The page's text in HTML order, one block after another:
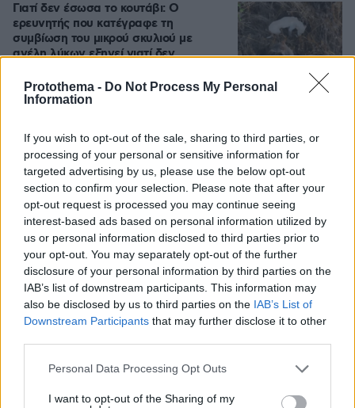
Protothema - Do Not Process My Personal
Information
If you wish to opt-out of the sale, sharing to third parties, or
processing of your personal or sensitive information for
targeted advertising by us, please use the below opt-out
section to confirm your selection. Please note that after your
opt-out request is processed you may continue seeing
interest-based ads based on personal information utilized by
us or personal information disclosed to third parties prior to
your opt-out. You may separately opt-out of the further
disclosure of your personal information by third parties on the
IAB’s list of downstream participants. This information may
also be disclosed by us to third parties on the IAB’s List of
Downstream Participants that may further disclose it to other
Please note that this website/app uses one or more Google
not limited to your visit or usage behaviour. You may click to
Personal Data Processing Opt Outs
I want to opt-out of the Sharing of my
Γιατί δεν έσωσα το κουτάβι: Ο
ερευνητής που κατέγραφε τη
συμβίωση του μικρού σκυλιού με
αγέλη λύκων εξηγεί γιατί δεν
06.08.2026, 19:34 173
Γιώργος Παράσχος: Χαμογελαστός,
δίνει τη μάχη του με τον καρκίνο,
μπήκε στο νοσοκομείο για νέα
θεραπεία
06.08.2026, 18:00 55
Προϊόν εργαστηρίου ή της φύσης ο
κορωνοϊός; Άλλα έλεγε δημόσια ο
Φάουτσι και άλλα ιδιωτικά, αρνήθηκε
100 φορές να απαντήσει στο
Κογκρέσο
06.08.2026, 21:40 138